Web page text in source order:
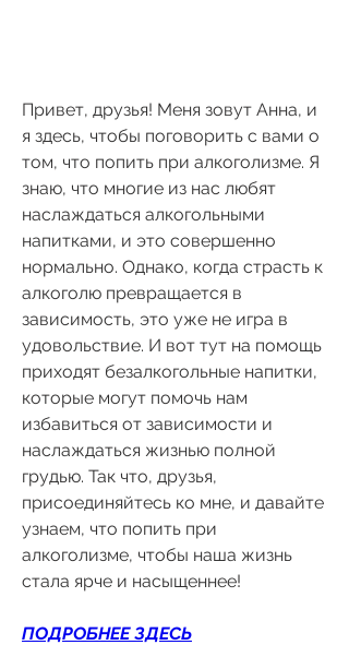
Привет, друзья! Меня зовут Анна, и
я здесь, чтобы поговорить с вами о
том, что попить при алкоголизме. Я
знаю, что многие из нас любят
наслаждаться алкогольными
напитками, и это совершенно
нормально. Однако, когда страсть к
алкоголю превращается в
зависимость, это уже не игра в
удовольствие. И вот тут на помощь
приходят безалкогольные напитки,
которые могут помочь нам
избавиться от зависимости и
наслаждаться жизнью полной
грудью. Так что, друзья,
присоединяйтесь ко мне, и давайте
узнаем, что попить при
алкоголизме, чтобы наша жизнь
стала ярче и насыщеннее!
ПОДРОБНЕЕ ЗДЕСЬ